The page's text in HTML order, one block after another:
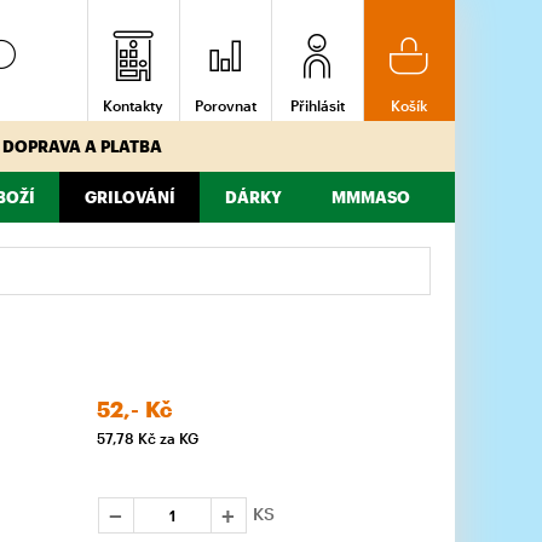
Kontakty Porovnat Přihlásit Košík
DOPRAVA A PLATBA
POMAZÁNKY ZABIJAČKOVÉ SPECIALITY
MLÉKO, SMETANY, TVAROHY MÁSLO A TUKY
RÝŽE, TĚSTOVINY, LUŠTĚNINY TUKY, OLEJE, OCTY
PŘÍLOHY POLOTOVARY PIZZA
POLOTOVARY, PIZZA, PEČIVO ZMRZLINY, DEZERTY
GRILOVÁNÍ
MARINÁDY UZENINA SÝRY MASO
DÁRKY MMMASO
52,- Kč
57,78 Kč za KG
KS